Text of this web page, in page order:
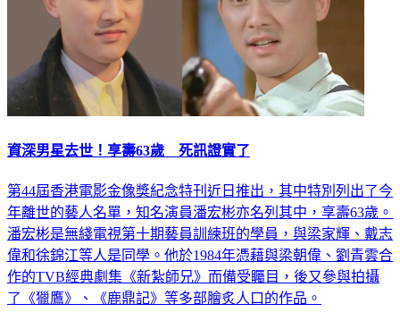
資深男星去世！享壽63歲 死訊證實了
第44屆香港電影金像獎紀念特刊近日推出，其中特別列出了今
年離世的藝人名單，知名演員潘宏彬亦名列其中，享壽63歲。
潘宏彬是無綫電視第十期藝員訓練班的學員，與梁家輝、戴志
偉和徐錦江等人是同學。他於1984年憑藉與梁朝偉、劉青雲合
作的TVB經典劇集《新紮師兄》而備受矚目，後又參與拍攝
了《獵鷹》、《鹿鼎記》等多部膾炙人口的作品。